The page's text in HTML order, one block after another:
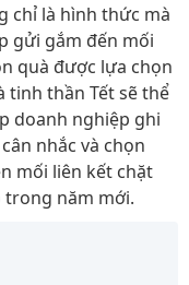
chỉ là hình thức mà
gửi gắm đến mối
quà được lựa chọn
tinh thần Tết sẽ thể
doanh nghiệp ghi
nhắc và chọn
mối liên kết chặt
trong năm mới.